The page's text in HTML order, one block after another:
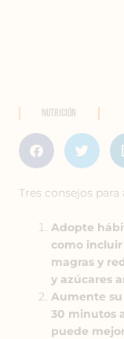
Nutrición
Tres consejos
Adopte
como
magras y
y azúcares
Aumente
30 minutos
puede